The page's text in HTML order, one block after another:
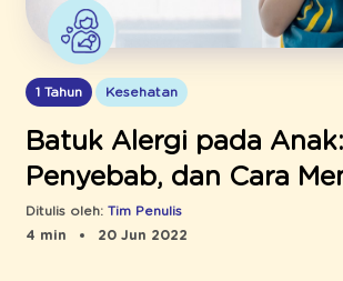
1 Tahun Kesehatan
Batuk Alergi pada
Penyebab, dan Cara
Ditulis oleh: Tim Penulis
4 min
20 Jun 2022